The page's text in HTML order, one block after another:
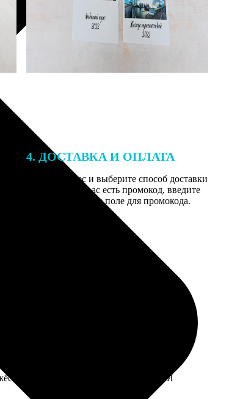
4. ДОСТАВКА И ОПЛАТА
Введите адрес и выберите способ доставки
заказа. Если у вас есть промокод, введите
его в специальное поле для промокода.
конверт, ни одна не погнулась. Я